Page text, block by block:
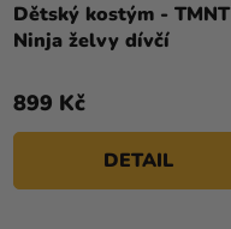
Dětský kostým - TMNT
Ninja želvy dívčí
899 Kč
DETAIL